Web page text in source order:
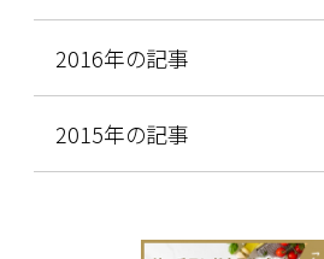
2016年の記事
2015年の記事